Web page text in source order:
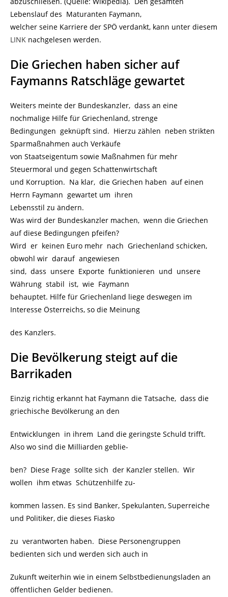
Lebenslauf des Maturanten Faymann,
welcher seine Karriere der SPÖ verdankt, kann unter diesem
LINK nachgelesen werden.
Die Griechen haben sicher auf
Faymanns Ratschläge gewartet
Weiters meinte der Bundeskanzler, dass an eine
nochmalige Hilfe für Griechenland, strenge
Bedingungen geknüpft sind. Hierzu zählen neben strikten
Sparmaßnahmen auch Verkäufe
von Staatseigentum sowie Maßnahmen für mehr
Steuermoral und gegen Schattenwirtschaft
und Korruption. Na klar, die Griechen haben auf einen
Herrn Faymann gewartet um ihren
Lebensstil zu ändern.
Was wird der Bundeskanzler machen, wenn die Griechen
auf diese Bedingungen pfeifen?
Wird er keinen Euro mehr nach Griechenland schicken,
obwohl wir darauf angewiesen
sind, dass unsere Exporte funktionieren und unsere
Währung stabil ist, wie Faymann
behauptet. Hilfe für Griechenland liege deswegen im
Interesse Österreichs, so die Meinung
des Kanzlers.
Die Bevölkerung steigt auf die
Barrikaden
Einzig richtig erkannt hat Faymann die Tatsache, dass die
griechische Bevölkerung an den
Entwicklungen in ihrem Land die geringste Schuld trifft.
Also wo sind die Milliarden geblie-
ben? Diese Frage sollte sich der Kanzler stellen. Wir
wollen ihm etwas Schützenhilfe zu-
kommen lassen. Es sind Banker, Spekulanten, Superreiche
und Politiker, die dieses Fiasko
zu verantworten haben. Diese Personengruppen
bedienten sich und werden sich auch in
Zukunft weiterhin wie in einem Selbstbedienungsladen an
öffentlichen Gelder bedienen.